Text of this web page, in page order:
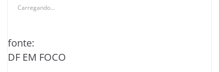
Carregando...
fonte:
DF EM FOCO